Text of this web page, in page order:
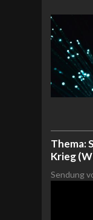
Thema:
Krieg
Sendung